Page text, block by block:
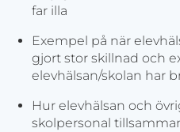
far illa
Exempel på när
gjort stor skillnad och
elevhälsan/skolan har
Hur elevhälsan och
skolpersonal